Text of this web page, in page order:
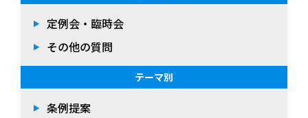
定例会・臨時会
その他の質問
テーマ別
条例提案